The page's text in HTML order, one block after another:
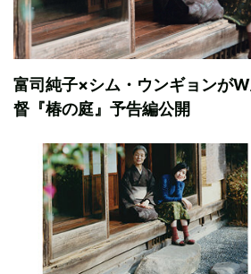
富司純子×シム・ウンギョンが
督『椿の庭』予告編公開